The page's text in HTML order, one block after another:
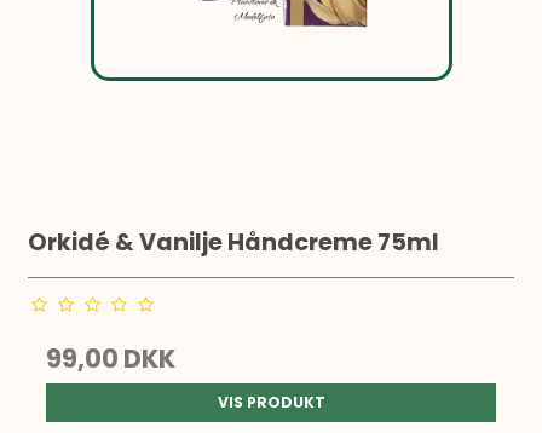
Orkidé & Vanilje Håndcreme 75ml
99,00 DKK
VIS PRODUKT